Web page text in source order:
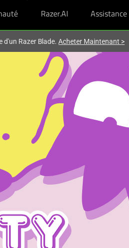
Razer.AI Assistance
d'un Razer Blade.Acheter Maintenant >